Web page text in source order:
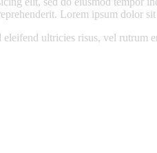
Lorem ipsum dolor
ultricies risus, vel rutrum